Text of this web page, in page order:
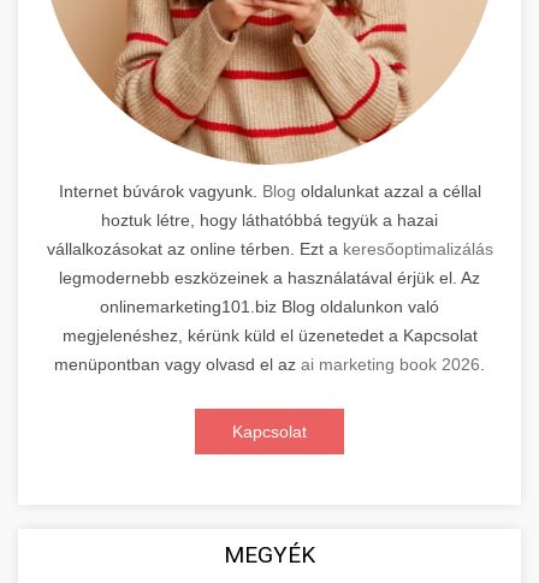
Internet búvárok vagyunk. Blog oldalunkat azzal a céllal
hoztuk létre, hogy láthatóbbá tegyük a hazai
vállalkozásokat az online térben. Ezt a keresőoptimalizálás
legmodernebb eszközeinek a használatával érjük el. Az
onlinemarketing101.biz Blog oldalunkon való
megjelenéshez, kérünk küld el üzenetedet a Kapcsolat
menüpontban vagy olvasd el az ai marketing book 2026
Kapcsolat
MEGYÉK